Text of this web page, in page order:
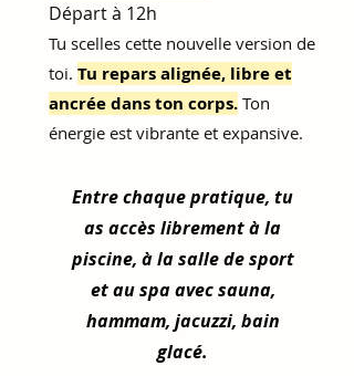
Départ à 12h
Tu scelles cette nouvelle version de
toi. Tu repars alignée, libre et
ancrée dans ton corps. Ton
énergie est vibrante et expansive.
Entre chaque pratique, tu
as accès librement à la
piscine, à la salle de sport
et au spa avec sauna,
hammam, jacuzzi, bain
glacé.